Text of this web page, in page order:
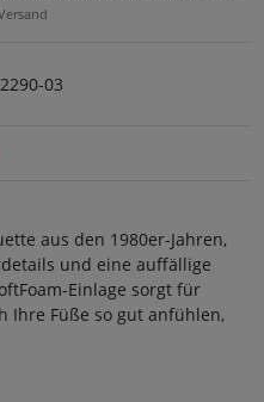
03
aus den 1980er-Jahren,
und eine auffällige
Einlage sorgt für
Ihre Füße so gut anfühlen,